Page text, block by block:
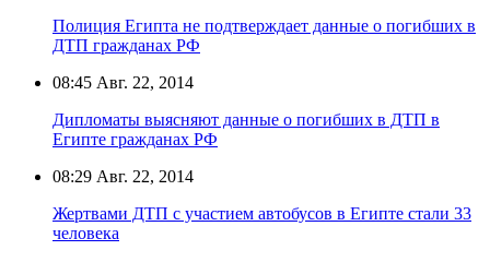
Полиция Египта не подтверждает данные о погибших в
ДТП гражданах РФ
08:45 Авг. 22, 2014
Дипломаты выясняют данные о погибших в ДТП в
Египте гражданах РФ
08:29 Авг. 22, 2014
Жертвами ДТП с участием автобусов в Египте стали 33
человека